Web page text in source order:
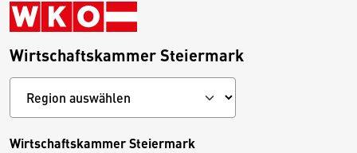
Wirtschaftskammer Steiermark
Wirtschaftskammer Steiermark